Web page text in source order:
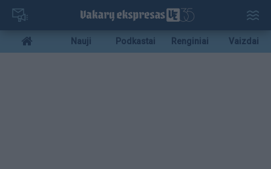
Pereiti
pagrindinį
turinį
Mobile
menu
Nauji Podkastai Renginiai Vaizdai